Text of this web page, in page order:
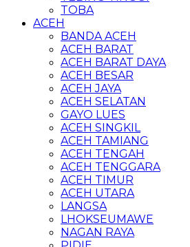
TOBA
ACEH
BANDA ACEH
ACEH BARAT
ACEH BARAT DAYA
ACEH BESAR
ACEH JAYA
ACEH SELATAN
GAYO LUES
ACEH SINGKIL
ACEH TAMIANG
ACEH TENGAH
ACEH TENGGARA
ACEH TIMUR
ACEH UTARA
LANGSA
LHOKSEUMAWE
NAGAN RAYA